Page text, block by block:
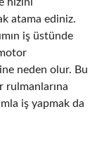
atama ediniz.
iş üstünde
neden olur. Bu
rulmanlarına
iş yapmak da